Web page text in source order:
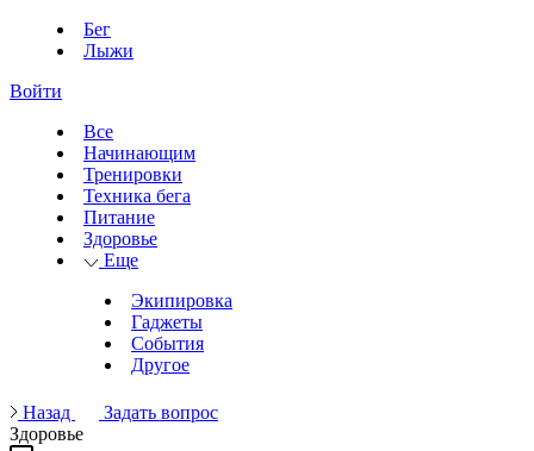
Бег
Лыжи
Войти
Все
Начинающим
Тренировки
Техника бега
Питание
Здоровье
Еще
Экипировка
Гаджеты
События
Другое
Назад
Задать вопрос
Здоровье